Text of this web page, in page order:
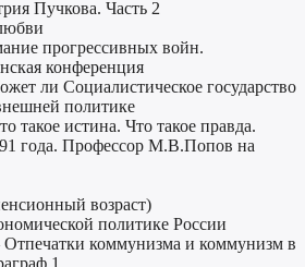
Пучкова. Часть 2
прогрессивных войн.
конференция
ли Социалистическое государство
политике
истина. Что такое правда.
года. Профессор М.В.Попов на
возраст)
политике России
коммунизма и коммунизм в